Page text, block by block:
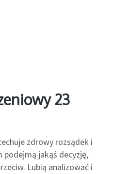
23
zdrowy rozsądek i
podejmą jakąś decyzję,
Lubią analizować i